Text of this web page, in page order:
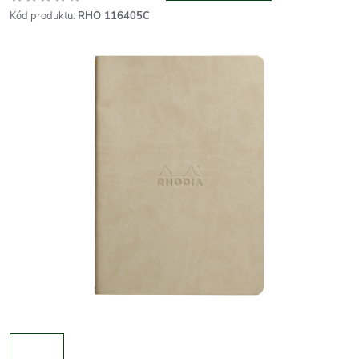
Kód produktu: RHO 116405C